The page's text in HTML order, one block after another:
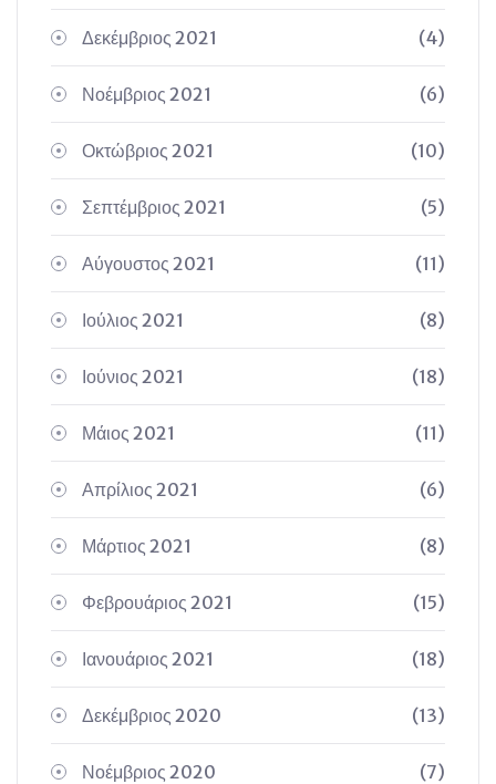
Δεκέμβριος 2021 (4)
Νοέμβριος 2021 (6)
Οκτώβριος 2021 (10)
Σεπτέμβριος 2021 (5)
Αύγουστος 2021 (11)
Ιούλιος 2021 (8)
Ιούνιος 2021 (18)
Μάιος 2021 (11)
Απρίλιος 2021 (6)
Μάρτιος 2021 (8)
Φεβρουάριος 2021 (15)
Ιανουάριος 2021 (18)
Δεκέμβριος 2020 (13)
Νοέμβριος 2020 (7)